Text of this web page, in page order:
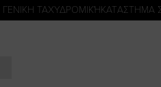
ΤΑΧΥΔΡΟΜΙΚΉ